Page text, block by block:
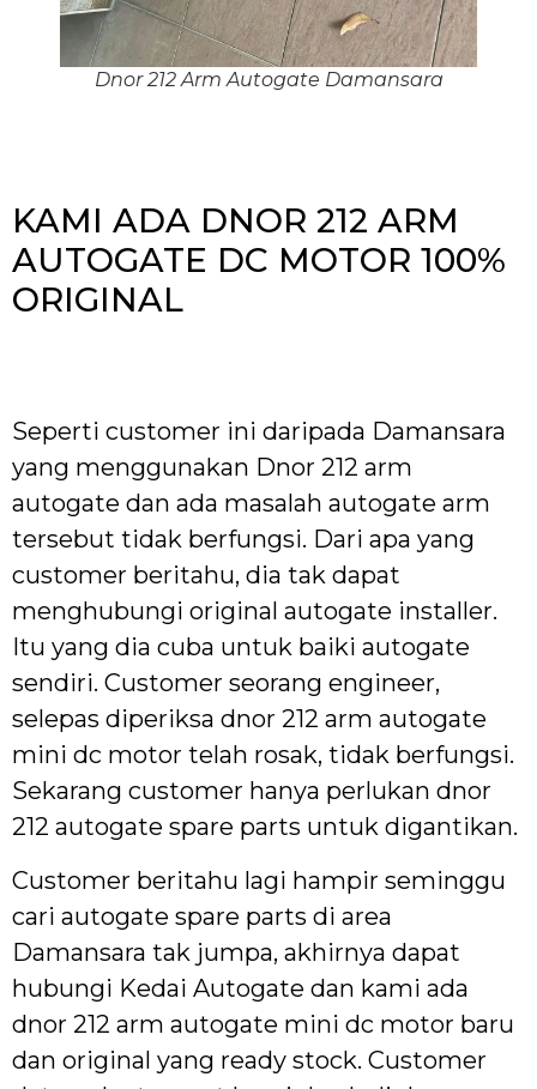
Dnor 212 Arm Autogate Damansara
KAMI ADA DNOR 212 ARM
AUTOGATE DC MOTOR 100%
ORIGINAL
Seperti customer ini daripada Damansara
yang menggunakan Dnor 212 arm
autogate dan ada masalah autogate arm
tersebut tidak berfungsi. Dari apa yang
customer beritahu, dia tak dapat
menghubungi original autogate installer.
Itu yang dia cuba untuk baiki autogate
sendiri. Customer seorang engineer,
selepas diperiksa dnor 212 arm autogate
mini dc motor telah rosak, tidak berfungsi.
Sekarang customer hanya perlukan dnor
212 autogate spare parts untuk digantikan.
Customer beritahu lagi hampir seminggu
cari autogate spare parts di area
Damansara tak jumpa, akhirnya dapat
hubungi Kedai Autogate dan kami ada
dnor 212 arm autogate mini dc motor baru
dan original yang ready stock. Customer